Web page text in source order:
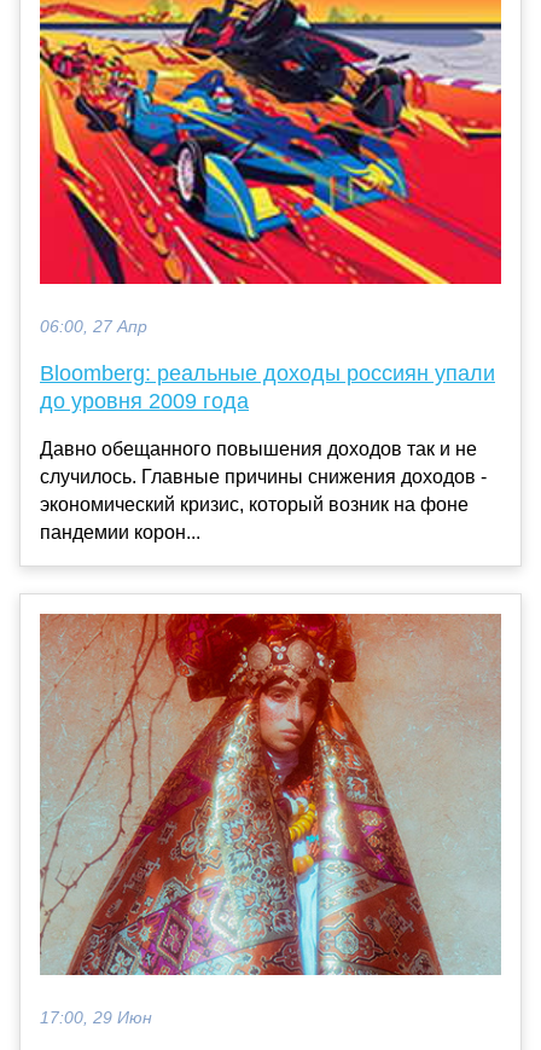
06:00, 27 Апр
Bloomberg: реальные доходы россиян упали
до уровня 2009 года
Давно обещанного повышения доходов так и не
случилось. Главные причины снижения доходов -
экономический кризис, который возник на фоне
пандемии корон...
17:00, 29 Июн